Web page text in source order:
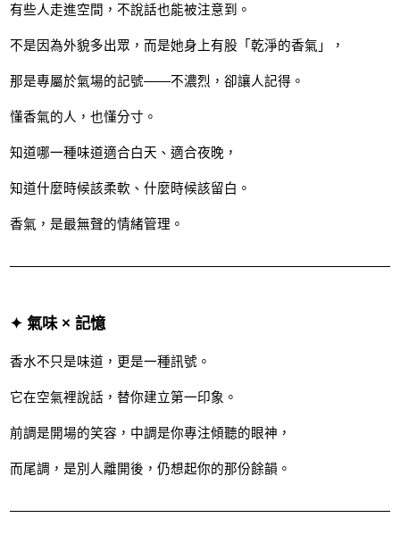
有些人走進空間，不說話也能被注意到。
不是因為外貌多出眾，而是她身上有股「乾淨的香氣」，
那是專屬於氣場的記號——不濃烈，卻讓人記得。
懂香氣的人，也懂分寸。
知道哪一種味道適合白天、適合夜晚，
知道什麼時候該柔軟、什麼時候該留白。
香氣，是最無聲的情緒管理。
✦ 氣味 × 記憶
香水不只是味道，更是一種訊號。
它在空氣裡說話，替你建立第一印象。
前調是開場的笑容，中調是你專注傾聽的眼神，
而尾調，是別人離開後，仍想起你的那份餘韻。